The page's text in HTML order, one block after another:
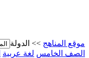
موقع المناهج >> الدولة
الصف الخامس لغة عربية